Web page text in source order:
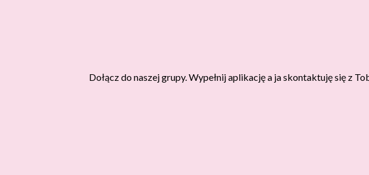
Dołącz do naszej grupy. Wypełnij aplikację a ja skontaktuję się z